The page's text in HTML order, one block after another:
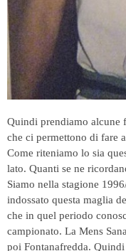
Quindi prendiamo alcune
che ci permettono di fare
Come riteniamo lo sia
lato. Quanti se ne
Siamo nella stagione
indossato questa maglia
che in quel periodo
campionato. La Mens
poi Fontanafredda.